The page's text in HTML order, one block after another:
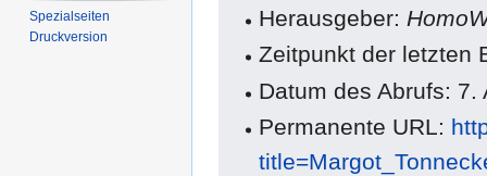
Herausgeber:
Zeitpunkt der letzten
Datum des Abrufs:
Permanente URL:
Spezialseiten
Druckversion